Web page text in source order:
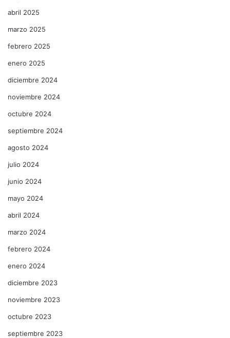
abril 2025
marzo 2025
febrero 2025
enero 2025
diciembre 2024
noviembre 2024
octubre 2024
septiembre 2024
agosto 2024
julio 2024
junio 2024
mayo 2024
abril 2024
marzo 2024
febrero 2024
enero 2024
diciembre 2023
noviembre 2023
octubre 2023
septiembre 2023